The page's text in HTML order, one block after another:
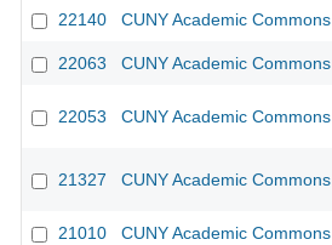
22140 CUNY Academic Commons
22063 CUNY Academic Commons
22053 CUNY Academic Commons
21327 CUNY Academic Commons
21010 CUNY Academic Commons